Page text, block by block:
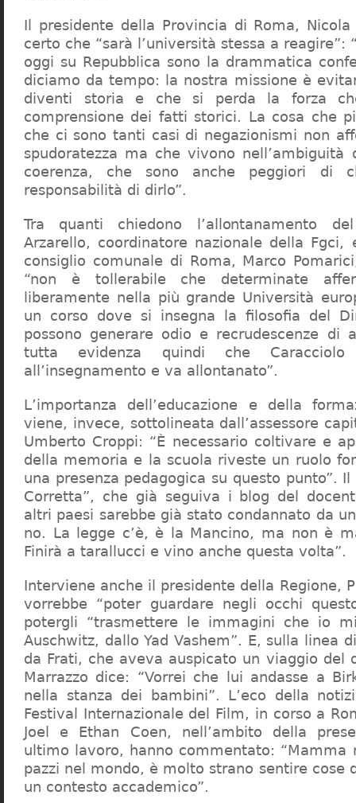
Il presidente della Provincia di Roma,
certo che “sarà l’università stessa a reagire”:
oggi su Repubblica sono la drammatica
diciamo da tempo: la nostra missione è
diventi storia e che si perda la forza
comprensione dei fatti storici. La cosa che
che ci sono tanti casi di negazionismi non
spudoratezza ma che vivono nell’ambiguità
coerenza, che sono anche peggiori di
responsabilità di dirlo”.
Tra quanti chiedono l’allontanamento
Arzarello, coordinatore nazionale della
consiglio comunale di Roma, Marco
“non è tollerabile che determinate
liberamente nella più grande Università
un corso dove si insegna la filosofia del
possono generare odio e recrudescenze di
tutta evidenza quindi che
all’insegnamento e va allontanato”.
L’importanza dell’educazione e della
viene, invece, sottolineata dall’assessore
Umberto Croppi: “È necessario coltivare e
della memoria e la scuola riveste un ruolo
una presenza pedagogica su questo punto”.
Corretta”, che già seguiva i blog del
altri paesi sarebbe già stato condannato da
no. La legge c’è, è la Mancino, ma non è
Finirà a tarallucci e vino anche questa volta”.
Interviene anche il presidente della Regione,
vorrebbe “poter guardare negli occhi
potergli “trasmettere le immagini che io
Auschwitz, dallo Yad Vashem”. E, sulla linea
da Frati, che aveva auspicato un viaggio del
Marrazzo dice: “Vorrei che lui andasse a
nella stanza dei bambini”. L’eco della
Festival Internazionale del Film, in corso a
Joel e Ethan Coen, nell’ambito della
ultimo lavoro, hanno commentato: “Mamma
pazzi nel mondo, è molto strano sentire cose
un contesto accademico”.